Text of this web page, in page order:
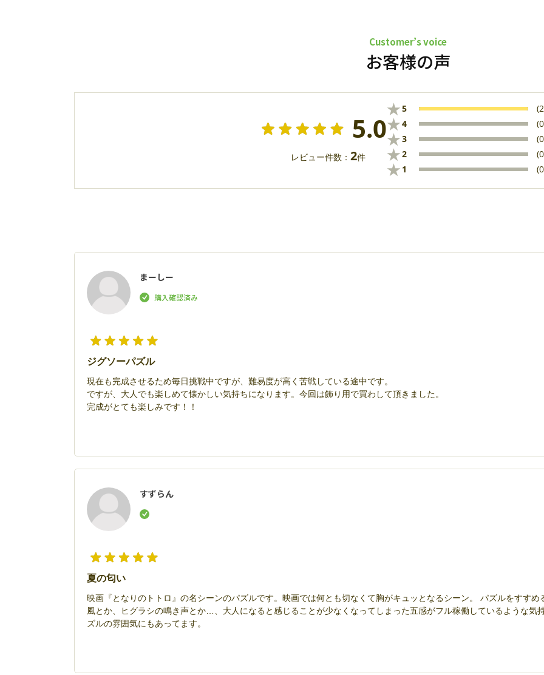
Customer’s voice
お客様の声
5.0
レビュー件数： 2件
★5
★4
★3
★2
★ 1
まーしー
ジグソーパズル
現在も完成させるため毎日挑戦中ですが、難易度が高く苦戦している途中です。
ですが、大人でも楽しめて懐かしい気持ちになります。今回は飾り用で買わして頂きました。
完成がとても楽しみです！！
すずらん
夏の匂い
映画『となりのトトロ』の名シーンのパズルです。映画では何とも切なくて胸がキュッとなるシーン。 パズルをすす
風とか、ヒグラシの鳴き声とか…、大人になると感じることが少なくなってしまった五感がフル稼働しているような気
ズルの雰囲気にもあってます。